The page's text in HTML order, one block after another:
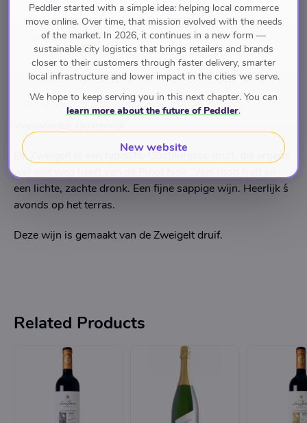
Pay with
Description
De Zweigelt is een typische Oostenrijkse druif, die ergens
wel wat weg heeft van de Pinot Noir. Veel rood fruit en
een lichte, zachte dronk. Een fijne sappige wijn. Heerlijk ´s
avonds op het terras.
Deze wijn is gemaakt van de Zweigelt druif.
Related Products
Peddler started with a simple idea: helping local commerce
move online. Over time, that mission evolved with the needs
of the market. In 2026, it continues in a new form —
sustainable city logistics that brings retailers and brands
closer to their customers through faster delivery, smarter
local infrastructure and lower impact in the cities we serve.
We hope to keep serving you in this next chapter. You can
learn more about the future of Peddler.
New website